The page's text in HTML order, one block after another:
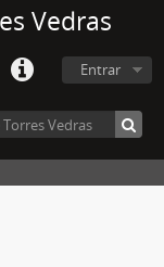
Vedras
Entrar